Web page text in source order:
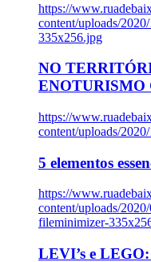
https://
content/uploads/
335x256.jpg
NO
ENOTURISMO
https://
content/uploads/
5 elementos
https://
content/uploads/
fileminimizer-
LEVI’s e